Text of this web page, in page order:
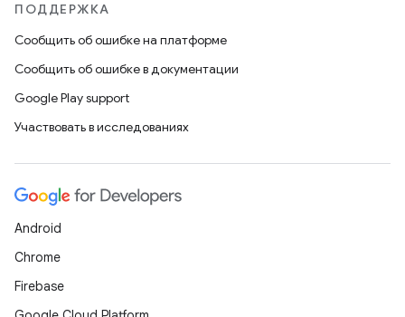
ПОДДЕРЖКА
Сообщить об ошибке на платформе
Сообщить об ошибке в документации
Google Play support
Участвовать в исследованиях
Android
Chrome
Firebase